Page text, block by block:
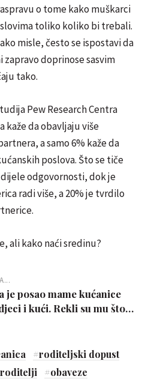
o tome kako muškarci
toliko koliko bi trebali.
misle, često se ispostavi da
zapravo doprinose sasvim
tako.
Pew Research Centra
kaže da obavljaju više
a samo 6% kaže da
poslova. Što se tiče
odgovornosti, dok je
radi više, a 20% je tvrdilo
ali kako naći sredinu?
je posao mame kućanice
i kući. Rekli su mu što
#roditeljski dopust
roditelji #obaveze